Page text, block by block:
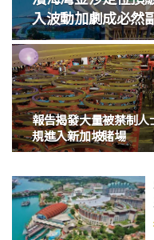
入波動加劇成必然
報告揭發大量被禁制
規進入新加坡賭場